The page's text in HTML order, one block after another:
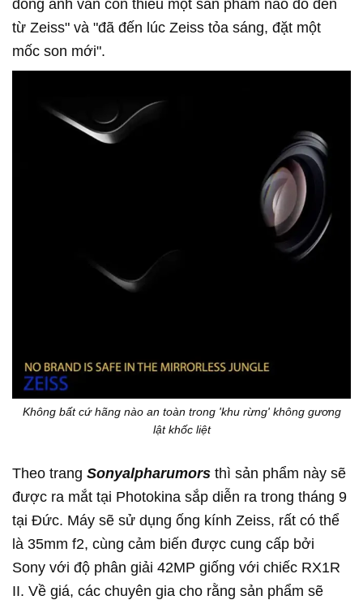
đồng ảnh vẫn còn thiếu một sản phẩm nào đó đến
từ Zeiss" và "đã đến lúc Zeiss tỏa sáng, đặt một
mốc son mới".
Không bất cứ hãng nào an toàn trong 'khu rừng' không gương
lật khốc liệt
Theo trang Sonyalpharumors thì sản phẩm này sẽ
được ra mắt tại Photokina sắp diễn ra trong tháng 9
tại Đức. Máy sẽ sử dụng ống kính Zeiss, rất có thể
là 35mm f2, cùng cảm biến được cung cấp bởi
Sony với độ phân giải 42MP giống với chiếc RX1R
II. Về giá, các chuyên gia cho rằng sản phẩm sẽ